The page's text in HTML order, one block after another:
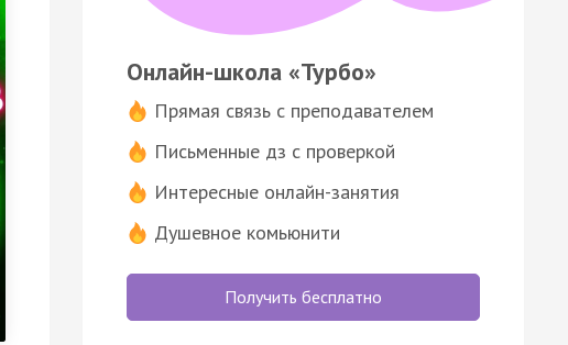
Онлайн-школа «Турбо»
Прямая связь с преподавателем
Письменные дз с проверкой
Интересные онлайн-занятия
Душевное комьюнити
Получить бесплатно